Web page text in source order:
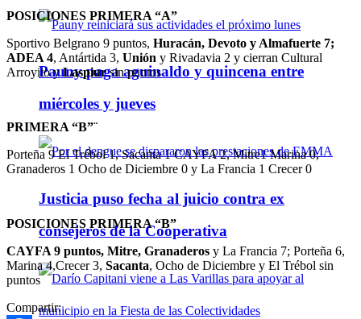
Pauny paga aguinaldo y quincena entre
miércoles y jueves
Justicia puso fecha al juicio contra ex
consejeros de la Cooperativa
POSICIONES PRIMERA “A”
Sportivo Belgrano 9 puntos, Huracán, Devoto y Almafuerte 7;
ADEA 4, Antártida 3, Unión y Rivadavia 2 y cierran Cultural
Arroyito yLaspiursin puntos
PRIMERA “B”¨
Porteña 9 El Trébol 1, Sacanta 1 CAYFA 2, Mitre1 Marina 0,
Granaderos 1 Ocho de Diciembre 0 y La Francia 1 Crecer 0
POSICIONES PRIMERA “B”
CAYFA 9 puntos, Mitre, Granaderos y La Francia 7; Porteña 6,
Marina 4,Crecer 3, Sacanta, Ocho de Diciembre y El Trébol sin
puntos
Compartir: